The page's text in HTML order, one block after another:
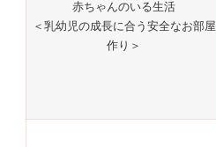
赤ちゃんのいる生活
＜乳幼児の成長に合う安全なお部屋
作り＞